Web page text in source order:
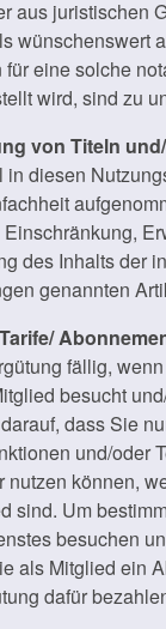
aus juristischen
wünschenswert
eine solche
wird, sind zu
von Titeln
in diesen
des Inhalts der
genannten
fällig,
besucht
dass Sie
und/oder
nutzen können,
sind. Um
besuchen
als Mitglied ein
dafür